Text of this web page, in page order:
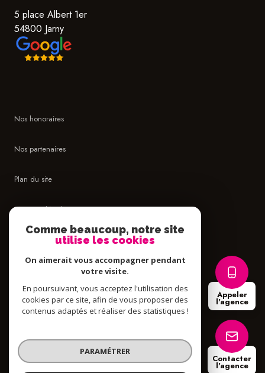
Appeler
l'agence
Contacter
l'agence
5 place Albert 1er
54800 Jarny
Nos honoraires
Nos partenaires
Plan du site
Mentions légales
Cookies
© 2026 | Tous droits réservés
Comme beaucoup, notre site
utilise les cookies
On aimerait vous accompagner pendant
votre visite.
En poursuivant, vous acceptez l'utilisation des
cookies par ce site, afin de vous proposer des
contenus adaptés et réaliser des statistiques !
PARAMÉTRER